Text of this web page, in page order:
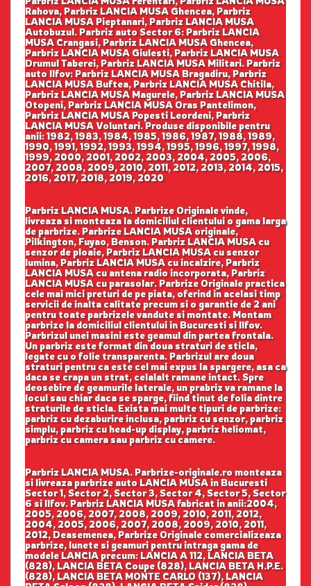
Rahova, Parbriz LANCIA MUSA Ghencea, Parbriz
LANCIA MUSA Pieptanari, Parbriz LANCIA MUSA
Autobuzul. Parbriz auto Sector 6: Parbriz LANCIA
MUSA Crangasi, Parbriz LANCIA MUSA Ghencea,
Parbriz LANCIA MUSA Giulesti, Parbriz LANCIA MUSA
Drumul Taberei, Parbriz LANCIA MUSA Militari. Parbriz
auto Ilfov: Parbriz LANCIA MUSA Bragadiru, Parbriz
LANCIA MUSA Buftea, Parbriz LANCIA MUSA Chitila,
Parbriz LANCIA MUSA Magurele, Parbriz LANCIA MUSA
Otopeni, Parbriz LANCIA MUSA Oras Pantelimon,
Parbriz LANCIA MUSA Popesti Leordeni, Parbriz
LANCIA MUSA Voluntari. Produse disponibile pentru
anii: 1982, 1983, 1984, 1985, 1986, 1987, 1988, 1989,
1990, 1991, 1992, 1993, 1994, 1995, 1996, 1997, 1998,
1999, 2000, 2001, 2002, 2003, 2004, 2005, 2006,
2007, 2008, 2009, 2010, 2011, 2012, 2013, 2014, 2015,
2016, 2017, 2018, 2019, 2020
Parbriz LANCIA MUSA. Parbrize Originale vinde,
livreaza si monteaza la domiciliul clientului o gama larga
de parbrize. Parbrize LANCIA MUSA originale,
Pilkington, Fuyao, Benson. Parbriz LANCIA MUSA cu
senzor de ploaie, Parbriz LANCIA MUSA cu senzor
lumina, Parbriz LANCIA MUSA cu incalzire, Parbriz
LANCIA MUSA cu antena radio incorporata, Parbriz
LANCIA MUSA cu parasolar. Parbrize Originale practica
cele mai mici preturi de pe piata, oferind in acelasi timp
servicii de inalta calitate precum si o garantie de 2 ani
pentru toate parbrizele vandute si montate. Montam
parbrize la domiciliul clientului in Bucuresti si Ilfov.
Parbrizul unei masini este geamul din partea frontala.
Un parbriz este format din doua straturi de sticla,
legate cu o folie transparenta. Parbrizul are doua
straturi pentru ca este cel mai expus la spargere, asa ca
daca se crapa un strat, celalalt ramane intact. Spre
deosebire de geamurile laterale, un prabriz va ramane la
locul sau chiar daca se sparge, fiind tinut de folia dintre
straturile de sticla. Exista mai multe tipuri de parbrize:
parbriz cu dezaburire inclusa, parbriz cu senzor, parbriz
simplu, parbriz cu head-up display, parbriz heliomat,
parbriz cu camera sau parbriz cu camere.
Parbriz LANCIA MUSA. Parbrize-originale.ro monteaza
si livreaza parbrize auto LANCIA MUSA in Bucuresti
Sector 1, Sector 2, Sector 3, Sector 4, Sector 5, Sector
6 si Ilfov. Parbriz LANCIA MUSA fabricat in anii:2004,
2005, 2006, 2007, 2008, 2009, 2010, 2011, 2012,
2004, 2005, 2006, 2007, 2008, 2009, 2010, 2011,
2012, Deasemenea, Parbrize Originale comercializeaza
parbrize, lunete si geamuri pentru intraga gama de
modele LANCIA precum: LANCIA A 112, LANCIA BETA
(828), LANCIA BETA Coupe (828), LANCIA BETA H.P.E.
(828), LANCIA BETA MONTE CARLO (137), LANCIA